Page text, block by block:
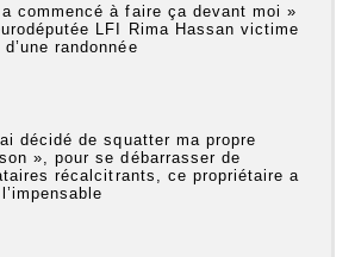
commencé à faire ça devant moi »
LFI Rima Hassan victime
randonnée
décidé de squatter ma propre
», pour se débarrasser de
récalcitrants, ce propriétaire a